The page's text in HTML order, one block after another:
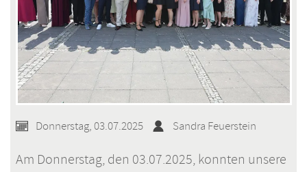
Donnerstag, 03.07.2025 Sandra Feuerstein
Am Donnerstag, den 03.07.2025, konnten unsere